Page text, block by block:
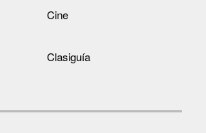
Cine
Clasiguía